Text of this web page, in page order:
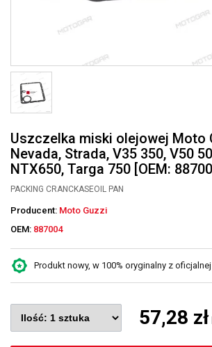
Uszczelka miski olejowej Moto
Nevada, Strada, V35 350, V50
NTX650, Targa 750 [OEM:
PACKING CRANCKASEOIL PAN
Producent: Moto Guzzi
OEM: 887004
Produkt nowy, w 100% oryginalny z
57,28 zł